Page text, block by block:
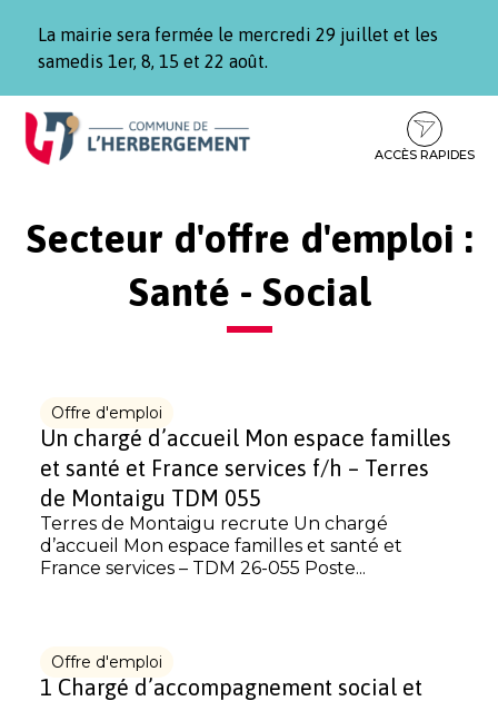
La mairie sera fermée le mercredi 29 juillet et les
samedis 1er, 8, 15 et 22 août.
Aller
Aller
contenu
Aller
pied
ACCÈS RAPIDES
Secteur d'offre d'emploi :
Santé - Social
Offre d'emploi
Un chargé d’accueil Mon espace familles
et santé et France services f/h – Terres
de Montaigu TDM 055
Terres de Montaigu recrute Un chargé
d’accueil Mon espace familles et santé et
France services – TDM 26-055 Poste...
Offre d'emploi
1 Chargé d’accompagnement social et